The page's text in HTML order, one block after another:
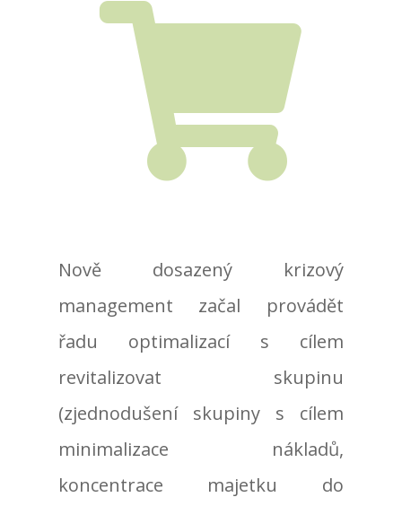

Nově dosazený krizový
management začal provádět
řadu optimalizací s cílem
revitalizovat skupinu
(zjednodušení skupiny s cílem
minimalizace nákladů,
koncentrace majetku do